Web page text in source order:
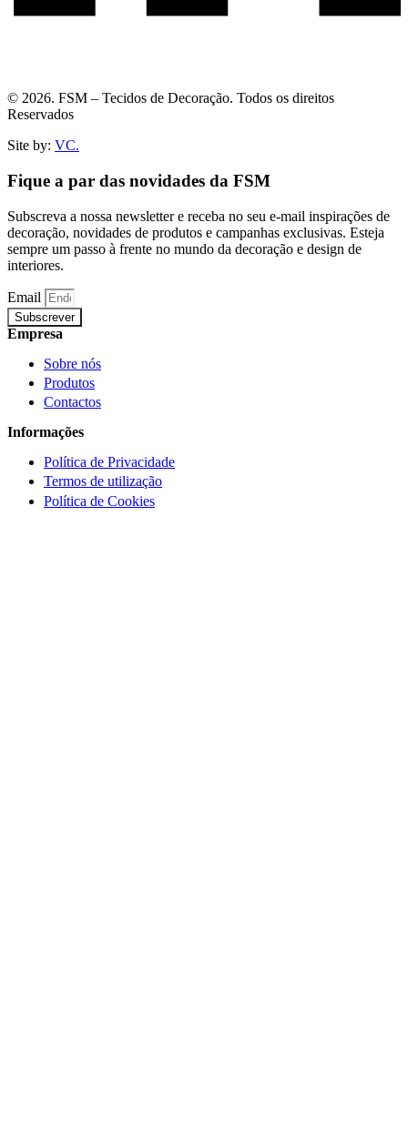
© 2026. FSM – Tecidos de Decoração. Todos os direitos
Reservados
Site by: VC.
Fique a par das novidades da FSM
Subscreva a nossa newsletter e receba no seu e-mail inspirações de
decoração, novidades de produtos e campanhas exclusivas. Esteja
sempre um passo à frente no mundo da decoração e design de
interiores.
Email
Subscrever
Empresa
Sobre nós
Produtos
Contactos
Informações
Política de Privacidade
Termos de utilização
Política de Cookies